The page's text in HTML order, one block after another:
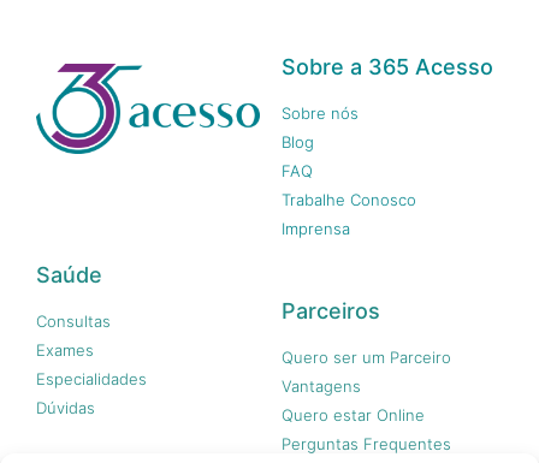
Sobre a 365 Acesso
Sobre nós
Blog
FAQ
Trabalhe Conosco
Imprensa
Saúde
Consultas
Exames
Especialidades
Dúvidas
Parceiros
Quero ser um Parceiro
Vantagens
Quero estar Online
Perguntas Frequentes